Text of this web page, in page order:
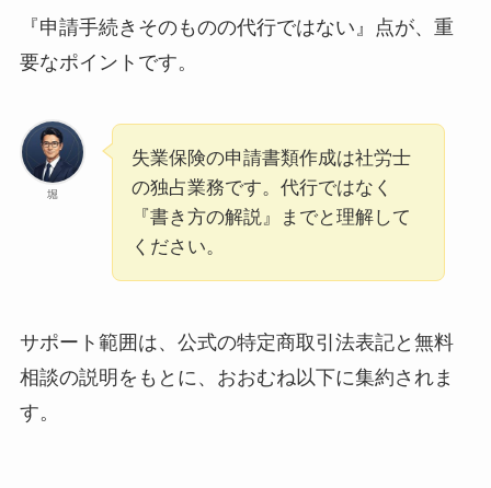
『申請手続きそのものの代行ではない』点が、重
要なポイントです。
堀
失業保険の申請書類作成は社労士
の独占業務です。代行ではなく
『書き方の解説』までと理解して
ください。
サポート範囲は、公式の特定商取引法表記と無料
相談の説明をもとに、おおむね以下に集約されま
す。